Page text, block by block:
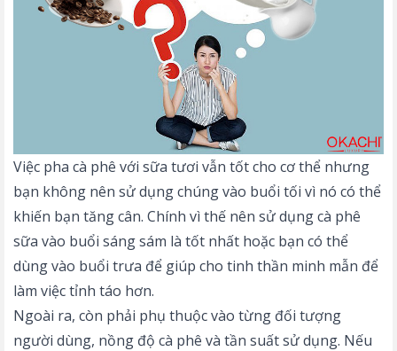
Việc pha cà phê với sữa tươi vẫn tốt cho cơ thể nhưng
bạn không nên sử dụng chúng vào buổi tối vì nó có thể
khiến bạn tăng cân. Chính vì thế nên sử dụng cà phê
sữa vào buổi sáng sám là tốt nhất hoặc bạn có thể
dùng vào buổi trưa để giúp cho tinh thần minh mẫn để
làm việc tỉnh táo hơn.
Ngoài ra, còn phải phụ thuộc vào từng đối tượng
người dùng, nồng độ cà phê và tần suất sử dụng. Nếu